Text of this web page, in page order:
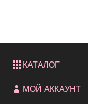
КАТАЛОГ
МОЙ АККАУНТ